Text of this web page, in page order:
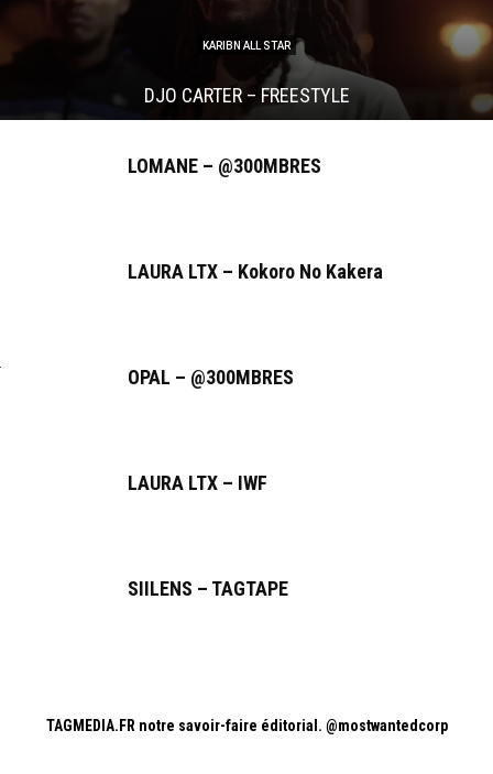
KARIBN ALL STAR
DJO CARTER – FREESTYLE
LOMANE – @300MBRES
LAURA LTX – Kokoro No Kakera
OPAL – @300MBRES
LAURA LTX – IWF
SIILENS – TAGTAPE
TAGMEDIA.FR notre savoir-faire éditorial. @mostwantedcorp